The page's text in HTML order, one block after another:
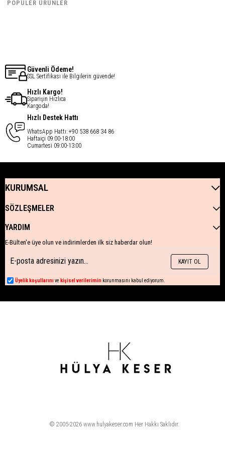
€16,43
Güvenli Ödeme!
SSL Sertifikası ile Bilgilerin güvende!
Hızlı Kargo!
Siparişin Hızlıca
Kargoda!
Hızlı Destek Hattı
WhatsApp Hattı: +90 538 668 34 86
Haftaiçi 09:00-18:00
Cumartesi 09:00-13:00
KURUMSAL
SÖZLEŞMELER
YARDIM
E-Bülten'e üye olun ve indirimlerden ilk siz haberdar olun!
KAYIT OL
Üyelik koşullarını ve kişisel verilerimin korunmasını kabul ediyorum.
© 2005-2026 www.hulyakeser.com Her Hakkı Saklıdır.
POPÜLER ÜRÜNLER